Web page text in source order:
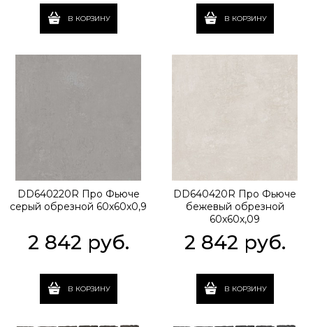
В КОРЗИНУ В КОРЗИНУ
DD640220R Про Фьюче
серый обрезной 60x60x0,9
2 842 руб.
В КОРЗИНУ
DD640420R Про Фьюче
бежевый обрезной
60x60x,09
2 842 руб.
В КОРЗИНУ